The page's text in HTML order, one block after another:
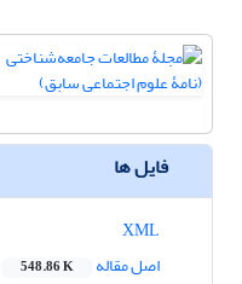
فایل ها
اصل مقاله
548.86 K